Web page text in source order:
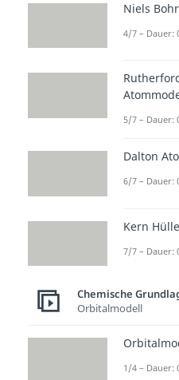
Auch
können
ganze
ein
Molekül
werden.
Auch
dass
Atomen
Niels Bohr
4/7 – Dauer:
5/7 – Dauer:
Dalton
6/7 – Dauer:
Kern
7/7 – Dauer:
Chemische
Orbitalmodell
1/4 – Dauer: